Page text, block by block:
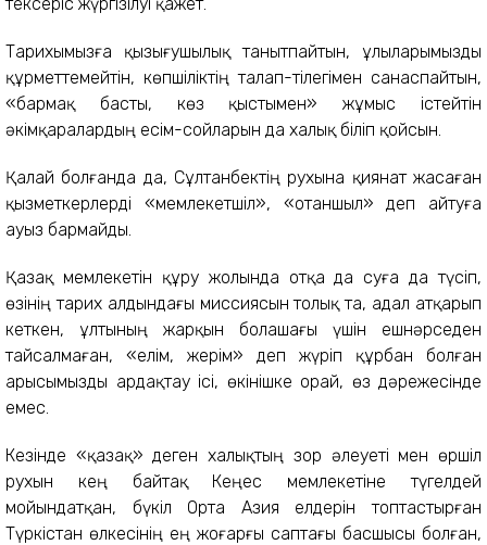
Тарихымызға қызығушылық танытпайтын, ұлыларымызды
құрметтемейтін, көпшіліктің талап-тілегімен санаспайтын,
«бармақ басты, көз қыстымен» жұмыс істейтін
әкімқаралардың есім-сойларын да халық біліп қойсын.
Қалай болғанда да, Сұлтанбектің рухына қиянат жасаған
қызметкерлерді «мемлекетшіл», «отаншыл» деп айтуға
ауыз бармайды.
Қазақ мемлекетін құру жолында отқа да суға да түсіп,
өзінің тарих алдындағы миссиясын толық та, адал атқарып
кеткен, ұлтының жарқын болашағы үшін ешнәрседен
тайсалмаған, «елім, жерім» деп жүріп құрбан болған
арысымызды ардақтау ісі, өкінішке орай, өз дәрежесінде
емес.
Кезінде «қазақ» деген халықтың зор әлеуеті мен өршіл
рухын кең байтақ Кеңес мемлекетіне түгелдей
мойындатқан, бүкіл Орта Азия елдерін топтастырған
Түркістан өлкесінің ең жоғарғы саптағы басшысы болған,